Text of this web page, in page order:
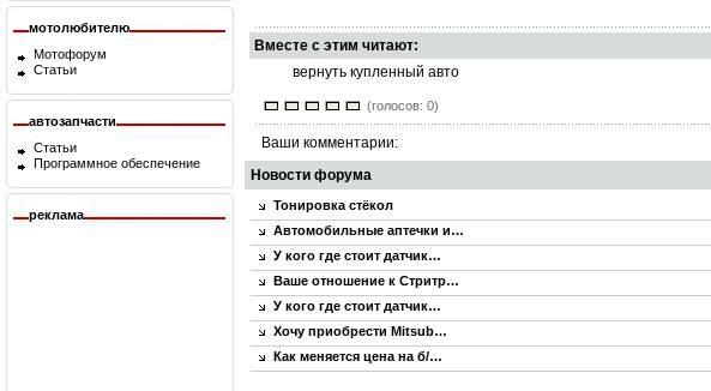
мотолюбителю
Мотофорум
Статьи
автозапчасти
Статьи
Программное обеспечение
реклама
Вместе с этим читают:
вернуть купленный авто
(голосов: 0)
Ваши комментарии:
Новости форума
Тонировка стёкол
Автомобильные аптечки и…
У кого где стоит датчик…
Ваше отношение к Стритр…
У кого где стоит датчик…
Хочу приобрести Mitsub…
Как меняется цена на б/…